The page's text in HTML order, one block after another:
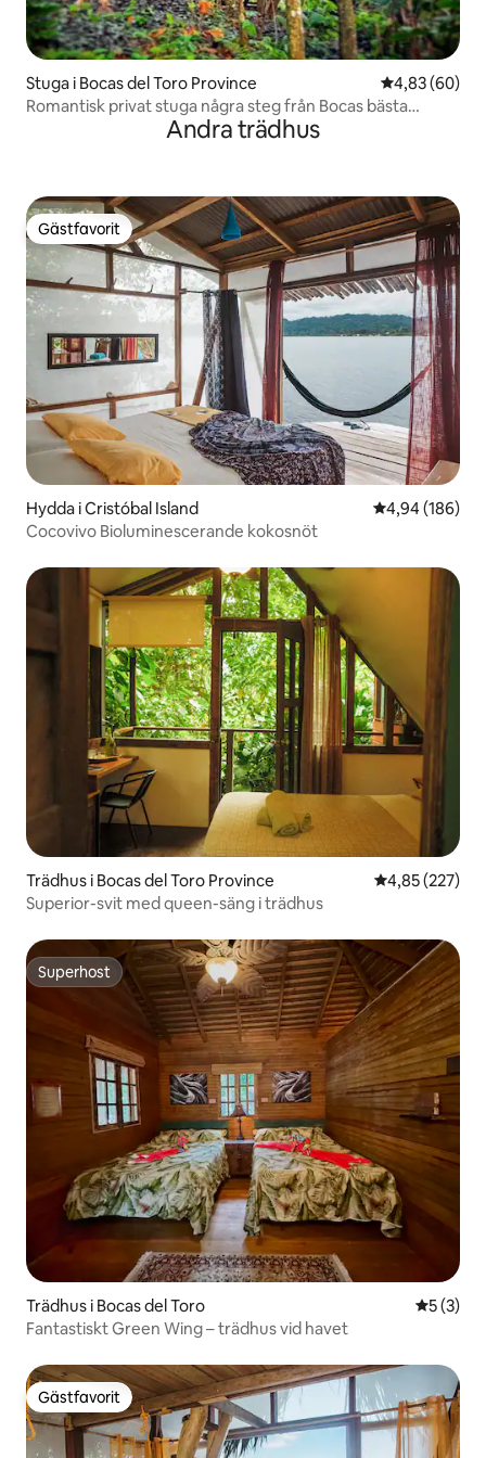
Stuga i Bocas del Toro Province 4,83 av 5 i
4,83 (60)
Romantisk privat stuga några steg från Bocas bästa
Andra trädhus
Gästfavorit
Gästfavorit
Hydda i Cristóbal Island 4,94 av 5 i
4,94 (186)
Cocovivo Bioluminescerande kokosnöt
Trädhus i Bocas del Toro Province 4,85 av 5 i
4,85 (227)
Superior-svit med queen-säng i trädhus
Superhost
Superhost
Trädhus i Bocas del Toro 5 av 5 i
5 (3)
Fantastiskt Green Wing – trädhus vid havet
Gästfavorit
Gästfavorit